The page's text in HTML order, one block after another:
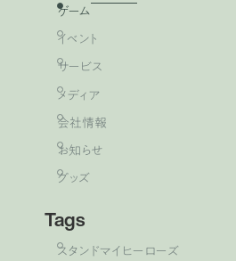
ゲーム
イベント
サービス
メディア
会社情報
お知らせ
グッズ
Tags
スタンドマイヒーローズ